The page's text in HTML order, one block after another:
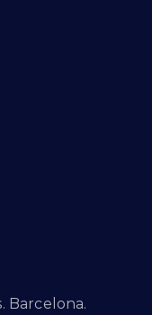
Barcelona.